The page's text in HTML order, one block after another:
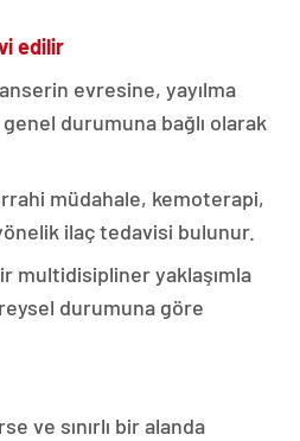
edilir
evresine, yayılma
durumuna bağlı olarak
müdahale, kemoterapi,
ilaç tedavisi bulunur.
multidisipliner yaklaşımla
durumuna göre
ve sınırlı bir alanda